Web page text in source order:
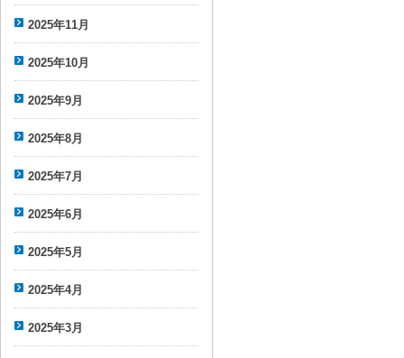
2025年11月
2025年10月
2025年9月
2025年8月
2025年7月
2025年6月
2025年5月
2025年4月
2025年3月